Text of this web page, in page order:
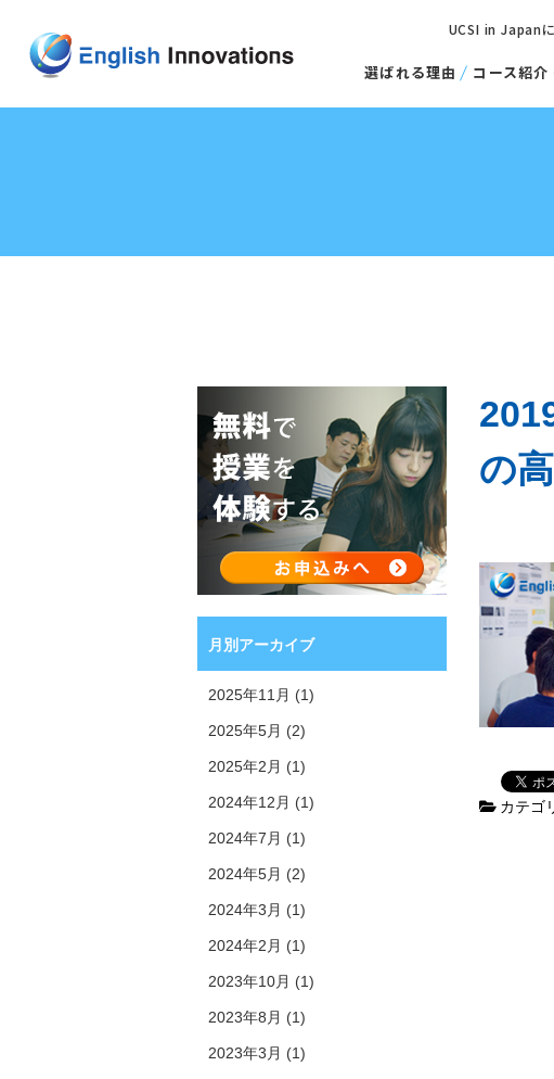
選ばれる理由 コース紹介
UCSI in Japan
の
カテゴ
月別アーカイブ
2025年11月 (1)
2025年5月 (2)
2025年2月 (1)
2024年12月 (1)
2024年7月 (1)
2024年5月 (2)
2024年3月 (1)
2024年2月 (1)
2023年10月 (1)
2023年8月 (1)
2023年3月 (1)